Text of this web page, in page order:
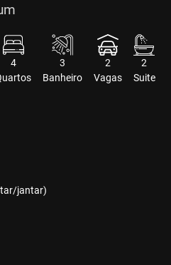
4
3
Banheiro
2
Vagas
2
Suite
jantar)